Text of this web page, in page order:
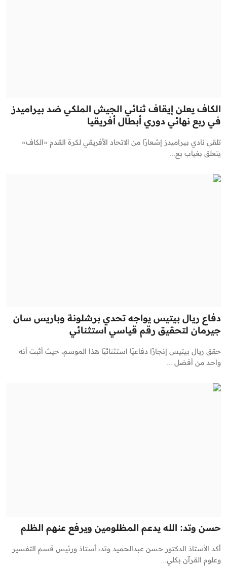
الكاف يعلن إيقاف ثنائي الجيش الملكي ضد بيراميدز
في ربع نهائي دوري أبطال أفريقيا
تلقى نادي بيراميدز إشعارًا من الاتحاد الأفريقي لكرة القدم «الكاف»
يتعلق بغياب بع...
دفاع ريال بيتيس يواجه تحدي برشلونة وباريس سان
جيرمان لتحقيق رقم قياسي استثنائي
حقق ريال بيتيس إنجازًا دفاعيًا استثنائيًا هذا الموسم، حيث أثبت أنه
واحد من أفضل ...
حسن وتد: الله يدعم المظلومين ويرفع عنهم الظلم
أكد الأستاذ الدكتور حسن عبدالحميد وتد، أستاذ ورئيس قسم التفسير
وعلوم القرآن بكلي...